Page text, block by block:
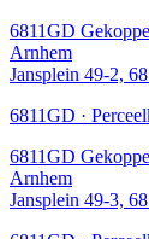
6811GD
Arnhem
Jansplein 49-2,
6811GD ·
6811GD
Arnhem
Jansplein 49-3,